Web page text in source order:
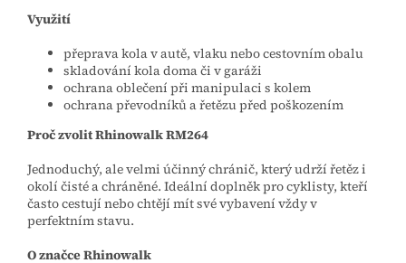
Využití
přeprava kola v autě, vlaku nebo cestovním obalu
skladování kola doma či v garáži
ochrana oblečení při manipulaci s kolem
ochrana převodníků a řetězu před poškozením
Proč zvolit Rhinowalk RM264
Jednoduchý, ale velmi účinný chránič, který udrží řetěz i
okolí čisté a chráněné. Ideální doplněk pro cyklisty, kteří
často cestují nebo chtějí mít své vybavení vždy v
perfektním stavu.
O značce Rhinowalk